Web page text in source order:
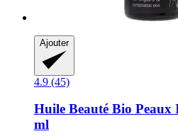
Ajouter
4.9 (45)
Huile Beauté Bio
ml